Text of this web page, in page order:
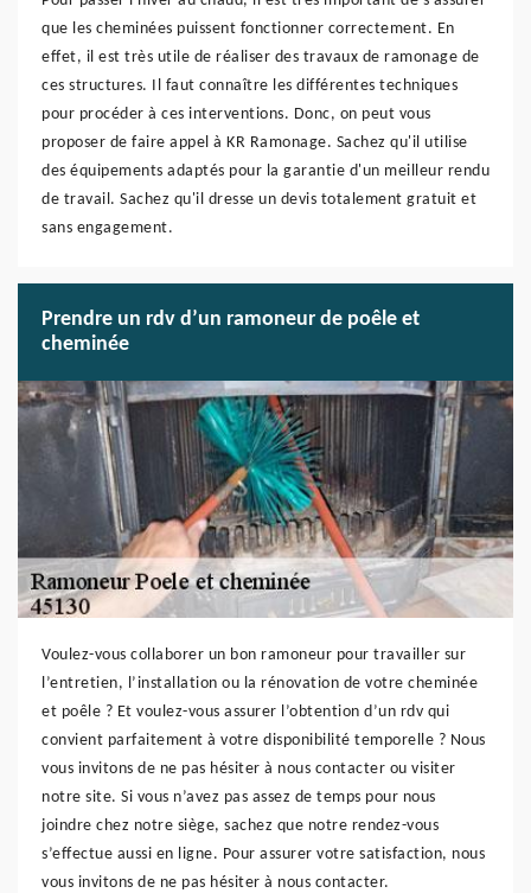
que les cheminées puissent fonctionner correctement. En
effet, il est très utile de réaliser des travaux de ramonage de
ces structures. Il faut connaître les différentes techniques
pour procéder à ces interventions. Donc, on peut vous
proposer de faire appel à KR Ramonage. Sachez qu'il utilise
des équipements adaptés pour la garantie d'un meilleur rendu
de travail. Sachez qu'il dresse un devis totalement gratuit et
sans engagement.
Prendre un rdv d’un ramoneur de poêle et
cheminée
Voulez-vous collaborer un bon ramoneur pour travailler sur
l’entretien, l’installation ou la rénovation de votre cheminée
et poêle ? Et voulez-vous assurer l’obtention d’un rdv qui
convient parfaitement à votre disponibilité temporelle ? Nous
vous invitons de ne pas hésiter à nous contacter ou visiter
notre site. Si vous n’avez pas assez de temps pour nous
joindre chez notre siège, sachez que notre rendez-vous
s’effectue aussi en ligne. Pour assurer votre satisfaction, nous
vous invitons de ne pas hésiter à nous contacter.